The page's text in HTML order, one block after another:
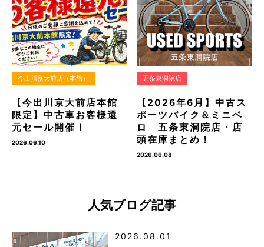
今出川京大前店（本館）
【今出川京大前店本館
限定】中古車お客様還
元セール開催！
2026.06.10
五条東洞院店
【2026年6月】中古ス
ポーツバイク＆ミニベ
ロ 五条東洞院店・店
頭在庫まとめ！
2026.06.08
人気ブログ記事
2026.08.01